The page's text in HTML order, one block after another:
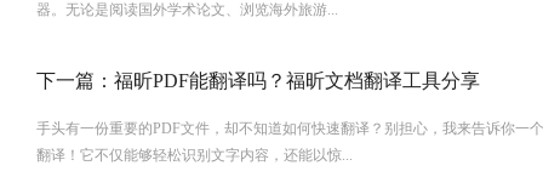
器。无论是阅读国外学术论文、浏览海外旅游...
下一篇： 福昕PDF能翻译吗？福昕文档翻译工具分享
手头有一份重要的PDF文件，却不知道如何快速翻译？别担心，我来告诉你一
翻译！它不仅能够轻松识别文字内容，还能以惊...